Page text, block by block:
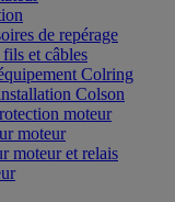
de repérage
et câbles
Colring
Colson
moteur
moteur
moteur et relais